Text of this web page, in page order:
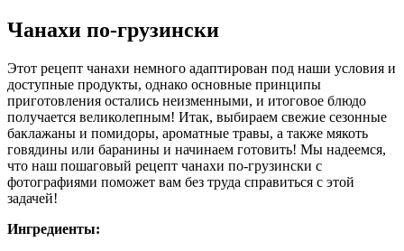
Чанахи по-грузински
Этот рецепт чанахи немного адаптирован под наши условия и
доступные продукты, однако основные принципы
приготовления остались неизменными, и итоговое блюдо
получается великолепным! Итак, выбираем свежие сезонные
баклажаны и помидоры, ароматные травы, а также мякоть
говядины или баранины и начинаем готовить! Мы надеемся,
что наш пошаговый рецепт чанахи по-грузински с
фотографиями поможет вам без труда справиться с этой
задачей!
Ингредиенты: